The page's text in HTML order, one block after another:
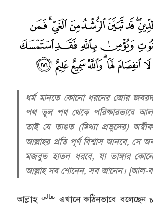
ধর্ম মানতে কোনো ধরনের জোর
পথ ভুল পথ থেকে পরিষ্কারভাবে
তাই যে তাগুত (মিথ্যা প্রভুদের)
আল্লাহর প্রতি পূর্ণ বিশ্বাস আনবে,
মজবুত হাতল ধরবে, যা ভাঙ্গার
আল্লাহ সব শোনেন, সব জানেন। [আল-
আল্লাহتعالى এখানে কঠিনভাবে বলেছেন لَا إِكْرَاهَ, কোনো